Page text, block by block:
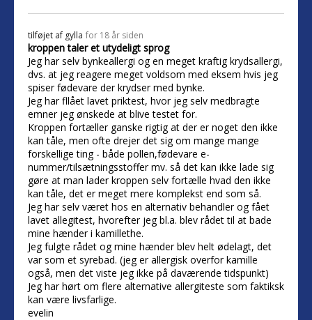
tilføjet af gylla for 18 år siden
kroppen taler et utydeligt sprog
Jeg har selv bynkeallergi og en meget kraftig krydsallergi,
dvs. at jeg reagere meget voldsom med eksem hvis jeg
spiser fødevare der krydser med bynke.
Jeg har fllået lavet priktest, hvor jeg selv medbragte
emner jeg ønskede at blive testet for.
Kroppen fortæller ganske rigtig at der er noget den ikke
kan tåle, men ofte drejer det sig om mange mange
forskellige ting - både pollen,fødevare e-
nummer/tilsætningsstoffer mv. så det kan ikke lade sig
gøre at man lader kroppen selv fortælle hvad den ikke
kan tåle, det er meget mere komplekst end som så.
Jeg har selv været hos en alternativ behandler og fået
lavet allegitest, hvorefter jeg bl.a. blev rådet til at bade
mine hænder i kamillethe.
Jeg fulgte rådet og mine hænder blev helt ødelagt, det
var som et syrebad. (jeg er allergisk overfor kamille
også, men det viste jeg ikke på daværende tidspunkt)
Jeg har hørt om flere alternative allergiteste som faktiksk
kan være livsfarlige.
evelin